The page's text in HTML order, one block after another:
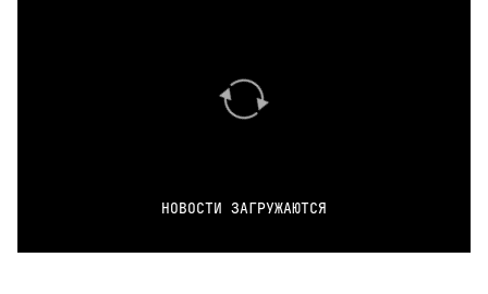
НОВОСТИ ЗАГРУЖАЮТСЯ